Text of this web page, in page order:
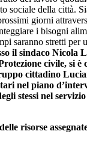
sociale della città.
giorni
i bisogni
saranno stretti per
il sindaco Nicola
civile, si
cittadino
nel piano
stessi nel
risorse